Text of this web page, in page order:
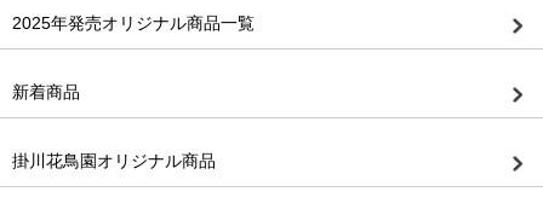
2025年発売オリジナル商品一覧
新着商品
掛川花鳥園オリジナル商品